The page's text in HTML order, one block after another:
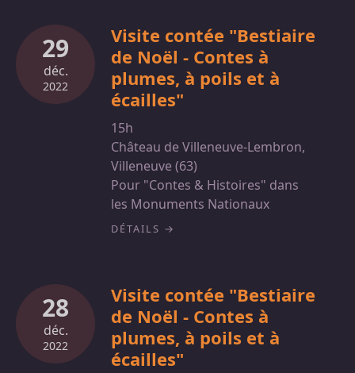
29
déc.
2022
Visite contée "Bestiaire
de Noël - Contes à
plumes, à poils et à
écailles"
15h
Château de Villeneuve-Lembron,
Villeneuve (63)
Pour "Contes & Histoires" dans
les Monuments Nationaux
DÉTAILS
28
déc.
2022
Visite contée "Bestiaire
de Noël - Contes à
plumes, à poils et à
écailles"